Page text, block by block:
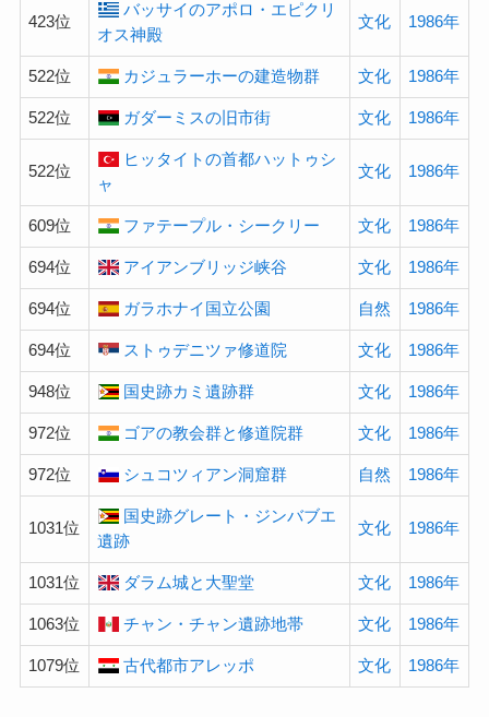
423位
バッサイのアポロ・エピクリ
オス神殿
文化 1986年
522位 カジュラーホーの建造物群 文化 1986年
522位 ガダーミスの旧市街 文化 1986年
522位
ヒッタイトの首都ハットゥシ
ャ
文化 1986年
609位 ファテープル・シークリー 文化 1986年
694位 アイアンブリッジ峡谷 文化 1986年
694位 ガラホナイ国立公園 自然 1986年
694位 ストゥデニツァ修道院 文化 1986年
948位 国史跡カミ遺跡群 文化 1986年
972位 ゴアの教会群と修道院群 文化 1986年
972位 シュコツィアン洞窟群 自然 1986年
1031位
国史跡グレート・ジンバブエ
遺跡
文化 1986年
1031位 ダラム城と大聖堂 文化 1986年
1063位 チャン・チャン遺跡地帯 文化 1986年
1079位 古代都市アレッポ 文化 1986年